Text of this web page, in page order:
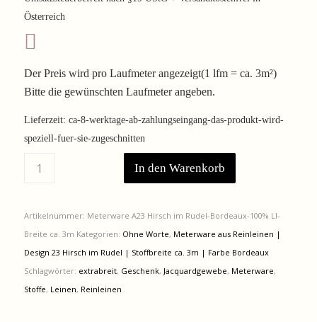
war:
ist:
Österreich
Der Preis wird pro Laufmeter angezeigt(1 lfm = ca. 3m²)
Bitte die gewünschten Laufmeter angeben.
Lieferzeit: ca-8-werktage-ab-zahlungseingang-das-produkt-wird-
speziell-fuer-sie-zugeschnitten
In den Warenkorb
Artikelnummer: Meterware A23 Hirsch im Rudel-Bordeaux-100% LI-
Breite ca. 3m Kategorien: Ohne Worte, Meterware aus Reinleinen |
Design 23 Hirsch im Rudel | Stoffbreite ca. 3m | Farbe Bordeaux
Schlagwörter: extrabreit, Geschenk, Jacquardgewebe, Meterware,
Stoffe, Leinen, Reinleinen